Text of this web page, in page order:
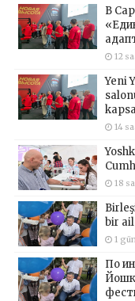
В
12
Yeni
14
18
bir
1
По